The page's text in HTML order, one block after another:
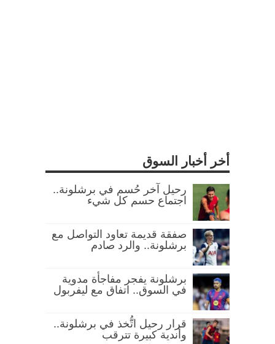
أخر أخبار السوق
رحيل آخر حُسم في برشلونة..
اجتماع حسم كل شيء
صفقة قديمة تعاود التواصل مع
برشلونة.. والرد صادم
برشلونة يفجر مفاجأة مدوية
في السوق.. اتفاق مع ليفربول
قرار رحيل اتُّخذ في برشلونة..
وأندية كبيرة تترقب